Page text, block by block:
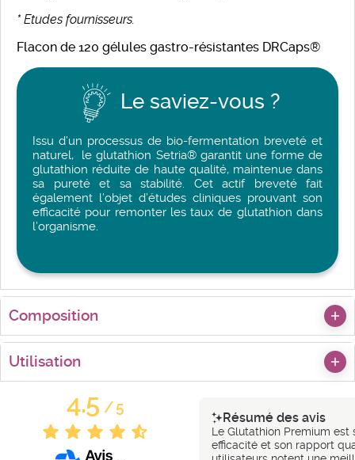
* Etudes fournisseurs.
Flacon de 120 gélules gastro-résistantes DRCaps®
Le saviez-vous ?
Issu d’un processus de bio-fermentation breveté et
naturel, le glutathion Setria® garantit une forme de
glutathion réduite de haute qualité, maintenue dans
sa pureté et sa stabilité. Cet actif breveté fait
également l’objet d’études cliniques prouvant son
efficacité pour remonter les taux de glutathion dans
l’organisme.
Composition
Utilisation
4.5/5
Résumé des avis
Le Glutathion Premium est
efficacité et son rapport